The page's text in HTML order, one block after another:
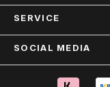
SERVICE
SOCIAL MEDIA